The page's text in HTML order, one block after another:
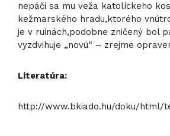
nepáči sa mu veža katolíckeho
kežmarského hradu,ktorého
je v ruinách,podobne zničený bol
vyzdvihuje „novú“ – zrejme
Literatúra:
http://www.bkiado.hu/doku/html/